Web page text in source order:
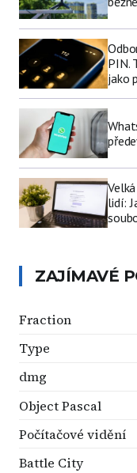
PIN.
jako
lidí:
ZAJÍMAVÉ
Fraction
Type
dmg
Object Pascal
Počítačové vidění
Battle City